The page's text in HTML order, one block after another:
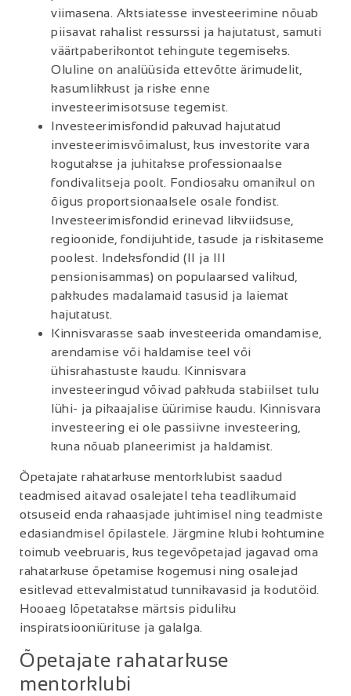
viimasena. Aktsiatesse investeerimine nõuab
piisavat rahalist ressurssi ja hajutatust, samuti
väärtpaberikontot tehingute tegemiseks.
Oluline on analüüsida ettevõtte ärimudelit,
kasumlikkust ja riske enne
investeerimisotsuse tegemist.
Investeerimisfondid pakuvad hajutatud
investeerimisvõimalust, kus investorite vara
kogutakse ja juhitakse professionaalse
fondivalitseja poolt. Fondiosaku omanikul on
õigus proportsionaalsele osale fondist.
Investeerimisfondid erinevad likviidsuse,
regioonide, fondijuhtide, tasude ja riskitaseme
poolest. Indeksfondid (II ja III
pensionisammas) on populaarsed valikud,
pakkudes madalamaid tasusid ja laiemat
hajutatust.
Kinnisvarasse saab investeerida omandamise,
arendamise või haldamise teel või
ühisrahastuste kaudu. Kinnisvara
investeeringud võivad pakkuda stabiilset tulu
lühi- ja pikaajalise üürimise kaudu. Kinnisvara
investeering ei ole passiivne investeering,
kuna nõuab planeerimist ja haldamist.
Õpetajate rahatarkuse mentorklubist saadud
teadmised aitavad osalejatel teha teadlikumaid
otsuseid enda rahaasjade juhtimisel ning teadmiste
edasiandmisel õpilastele. Järgmine klubi kohtumine
toimub veebruaris, kus tegevõpetajad jagavad oma
rahatarkuse õpetamise kogemusi ning osalejad
esitlevad ettevalmistatud tunnikavasid ja kodutöid.
Hooaeg lõpetatakse märtsis piduliku
inspiratsiooniürituse ja galalga.
Õpetajate rahatarkuse
mentorklubi